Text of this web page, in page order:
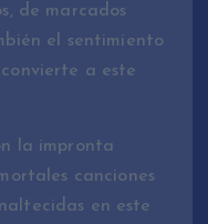
de marcados
el sentimiento
a este
la impronta
canciones
en este